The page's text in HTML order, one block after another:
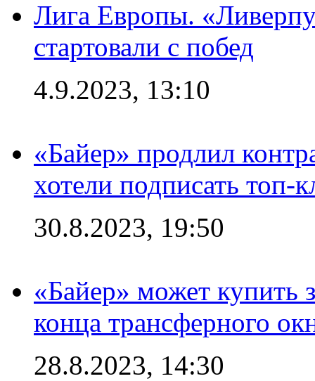
Лига Европы.
стартовали с побед
4.9.2023, 13:10
«Байер» продлил
хотели подписать
30.8.2023, 19:50
«Байер» может купить
конца трансферного
28.8.2023, 14:30